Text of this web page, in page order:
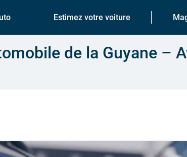
Estimez votre voiture
de la Guyane –